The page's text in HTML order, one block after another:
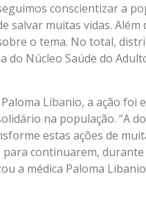
conscientizar a
salvar muitas vidas. Além
o tema. No total,
do Núcleo Saúde do
Libanio, a ação
na população. “A
estas ações de
continuarem,
a médica Paloma